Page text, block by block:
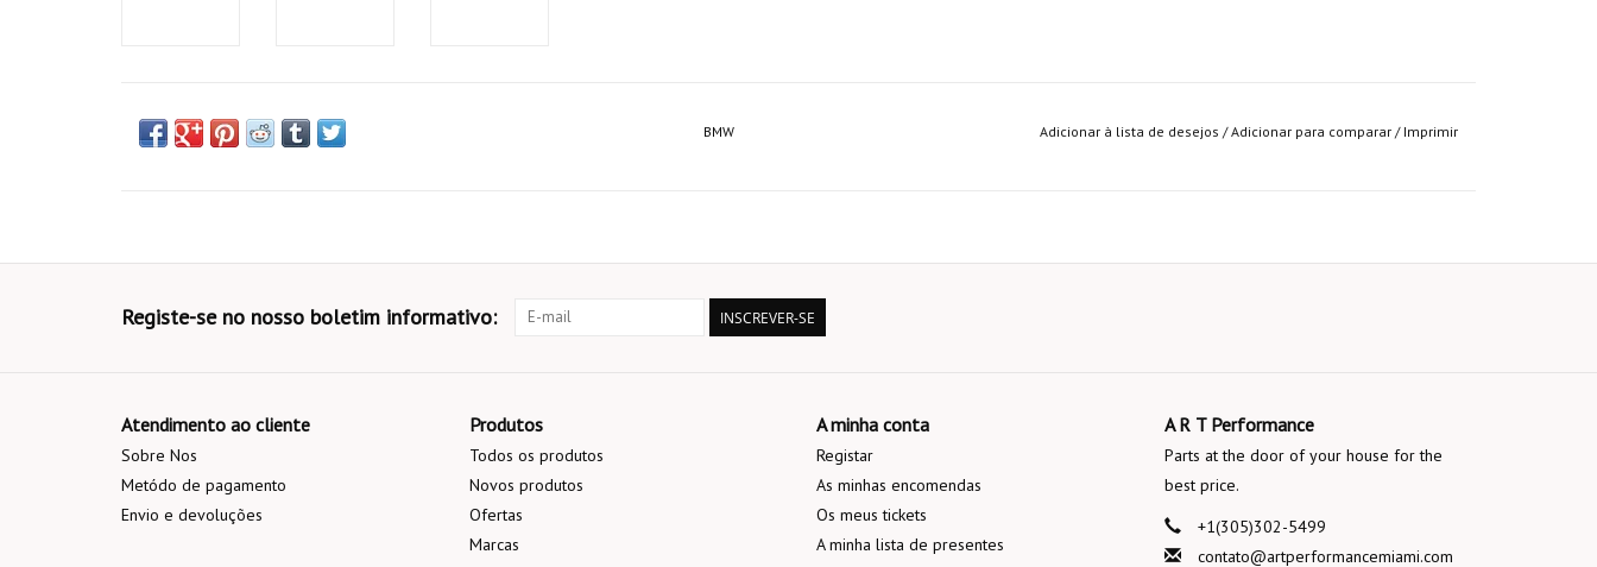
BMW Adicionar à lista de desejos /Adicionar para comparar / Imprimir
Registe-se no nosso boletim informativo: INSCREVER-SE
Atendimento ao cliente
Sobre Nos
Metódo de pagamento
Envio e devoluções
Produtos
Todos os produtos
Novos produtos
Ofertas
Marcas
A minha conta
Registar
As minhas encomendas
Os meus tickets
A minha lista de presentes
A R T Performance
Parts at the door of your house for the
best price.
+1(305)302-5499
contato@artperformancemiami.com